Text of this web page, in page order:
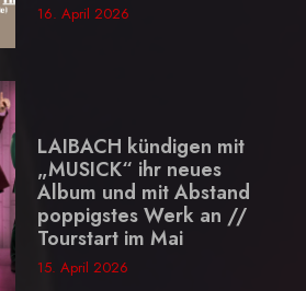
16. April 2026
LAIBACH kündigen mit
„MUSICK“ ihr neues
Album und mit Abstand
poppigstes Werk an //
Tourstart im Mai
15. April 2026